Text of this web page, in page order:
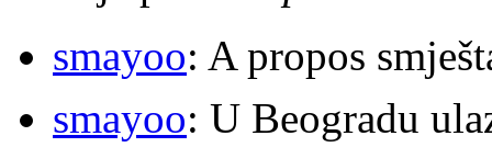
smayoo: A propos
smayoo: U Beogradu